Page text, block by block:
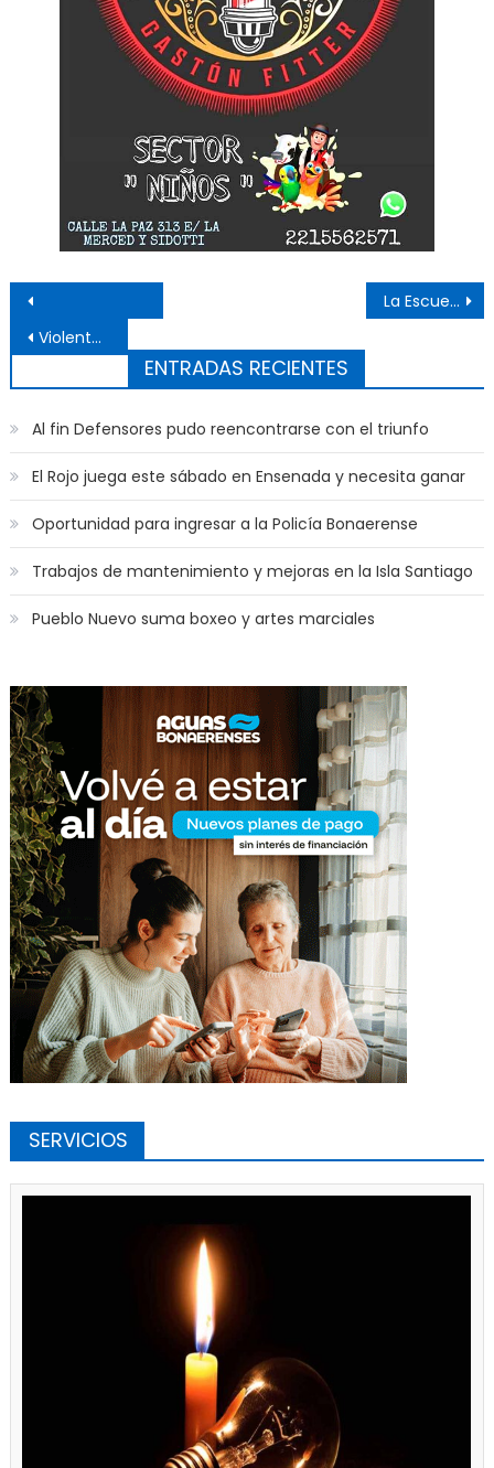
Navegación de entradas
Violento accidente en la avenida Horacio Cestino
La Escuela Naval Militar fue sede de un simulacro
ENTRADAS RECIENTES
Al fin Defensores pudo reencontrarse con el triunfo
El Rojo juega este sábado en Ensenada y necesita ganar
Oportunidad para ingresar a la Policía Bonaerense
Trabajos de mantenimiento y mejoras en la Isla Santiago
Pueblo Nuevo suma boxeo y artes marciales
SERVICIOS